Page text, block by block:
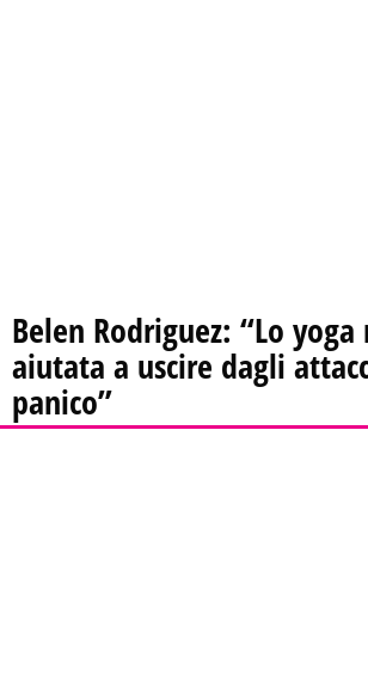
Belen Rodriguez: “Lo
aiutata a uscire dagli
panico”